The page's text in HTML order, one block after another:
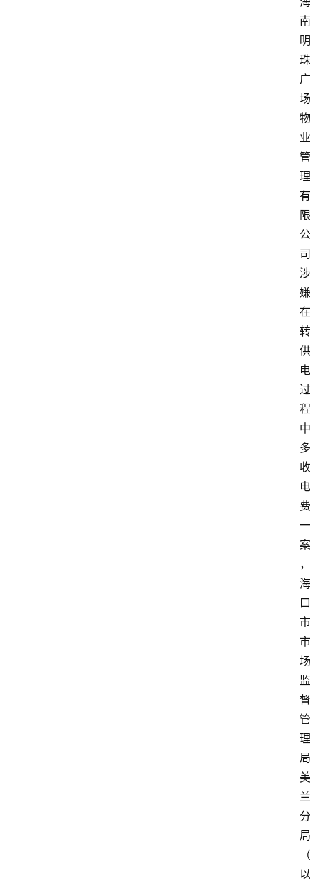
南
明
珠
广
场
物
业
管
理
有
限
公
司
涉
嫌
在
转
供
电
过
程
中
多
收
电
费
一
案
，
海
口
市
市
场
监
督
管
理
局
美
兰
分
局
（
以